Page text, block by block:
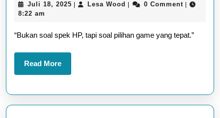
IO
yang
Kentang
Juli 18, 2025 Juli
Lesa Wood Lesa 0 Comment
8:22 am
“Bukan soal spek HP, tapi soal pilihan game yang tepat.”
Read MoreRead
More